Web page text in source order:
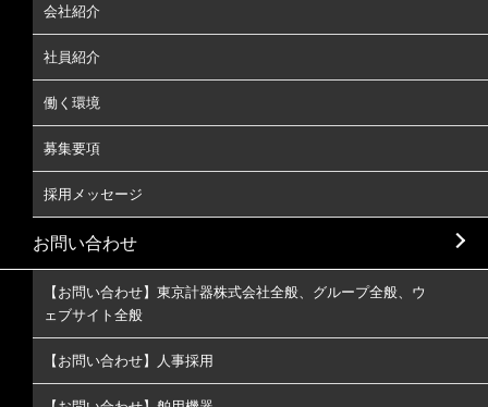
会社紹介
社員紹介
働く環境
募集要項
採用メッセージ
お問い合わせ
【お問い合わせ】東京計器株式会社全般、グループ全般、ウ
ェブサイト全般
【お問い合わせ】人事採用